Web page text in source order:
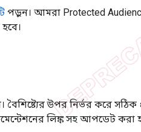
পড়ুন। আমরা Protected
উপর নির্ভর করে সঠিক
লিঙ্ক সহ আপডেট করা